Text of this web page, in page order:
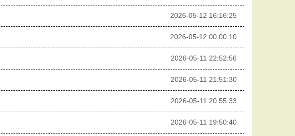
2026-05-12 16:16:25
2026-05-12 00:00:10
2026-05-11 22:52:56
2026-05-11 21:51:30
2026-05-11 20:55:33
2026-05-11 19:50:40